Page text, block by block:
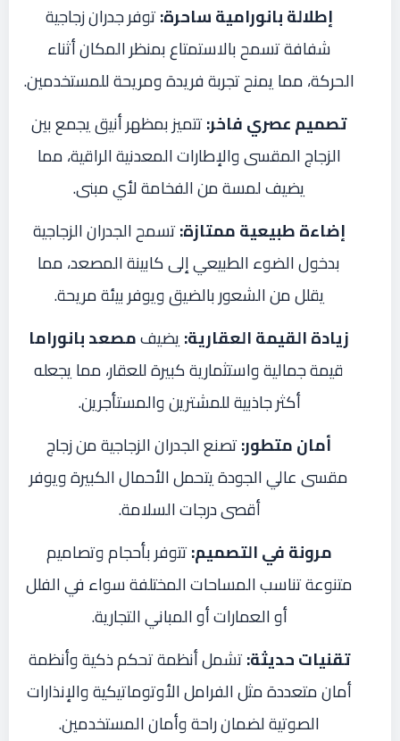
إطلالة بانورامية ساحرة:توفر جدران زجاجية
شفافة تسمح بالاستمتاع بمنظر المكان أثناء
الحركة، مما يمنح تجربة فريدة ومريحة للمستخدمين.
تصميم عصري فاخر:تتميز بمظهر أنيق يجمع بين
الزجاج المقسى والإطارات المعدنية الراقية، مما
يضيف لمسة من الفخامة لأي مبنى.
إضاءة طبيعية ممتازة:تسمح الجدران الزجاجية
بدخول الضوء الطبيعي إلى كابينة المصعد، مما
يقلل من الشعور بالضيق ويوفر بيئة مريحة.
زيادة القيمة العقارية:يضيفمصعد بانوراما
قيمة جمالية واستثمارية كبيرة للعقار، مما يجعله
أكثر جاذبية للمشترين والمستأجرين.
أمان متطور:تصنع الجدران الزجاجية من زجاج
مقسى عالي الجودة يتحمل الأحمال الكبيرة ويوفر
أقصى درجات السلامة.
مرونة في التصميم:تتوفر بأحجام وتصاميم
متنوعة تناسب المساحات المختلفة سواء في الفلل
أو العمارات أو المباني التجارية.
تقنيات حديثة:تشمل أنظمة تحكم ذكية وأنظمة
أمان متعددة مثل الفرامل الأوتوماتيكية والإنذارات
الصوتية لضمان راحة وأمان المستخدمين.